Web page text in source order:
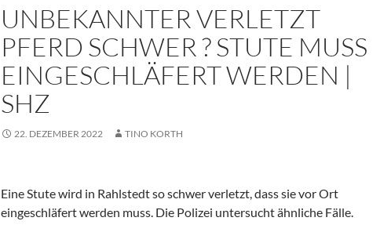
UNBEKANNTER VERLETZT
PFERD SCHWER ? STUTE MUSS
EINGESCHLÄFERT WERDEN |
SHZ
22. DEZEMBER 2022 TINO KORTH
Eine Stute wird in Rahlstedt so schwer verletzt, dass sie vor Ort
eingeschläfert werden muss. Die Polizei untersucht ähnliche Fälle.